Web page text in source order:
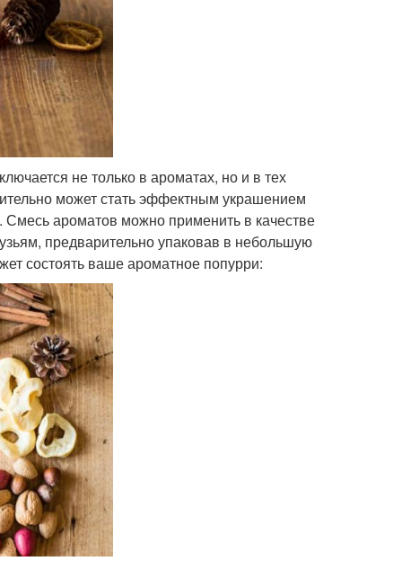
не только в ароматах, но и в тех
может стать эффектным украшением
ароматов можно применить в качестве
предварительно упаковав в небольшую
состоять ваше ароматное попурри: